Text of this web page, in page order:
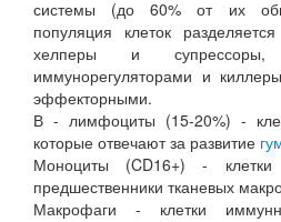
системы (до 60% от их
популяция клеток
хелперы и супрессоры,
иммунорегуляторами и
эффекторными.
В - лимфоциты (15-20%) -
которые отвечают за развитие
Моноциты (CD16+) -
предшественники тканевых
Макрофаги - клетки